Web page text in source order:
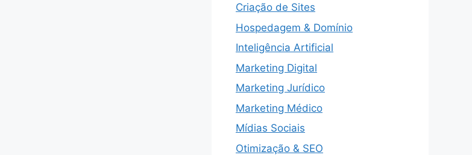
Criação de Sites
Hospedagem & Domínio
Inteligência Artificial
Marketing Digital
Marketing Jurídico
Marketing Médico
Mídias Sociais
Otimização & SEO